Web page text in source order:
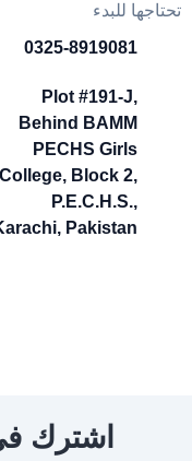
تحتاجها للبدء
0325-8919081
Plot #191-J,
Behind BAMM
PECHS Girls
College, Block 2,
P.E.C.H.S.,
Pakistan
اشترك